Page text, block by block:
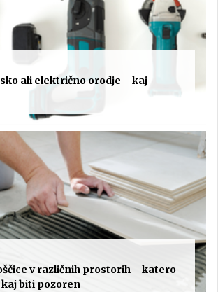
ali električno orodje – kaj
v različnih prostorih – katero
biti pozoren